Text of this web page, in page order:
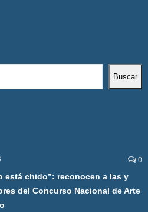
Buscar
0
está chido”: reconocen a las y
del Concurso Nacional de Arte